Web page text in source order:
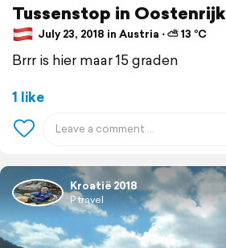
Tussenstop in Oostenrijk
July 23, 2018 in Austria ⋅ ⛅ 13 °C
Brrr is hier maar 15 graden
1 like
Kroatië 2018
P travel